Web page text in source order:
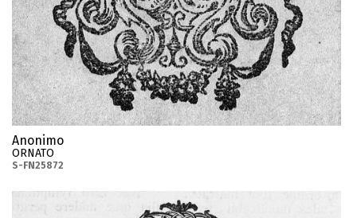
Anonimo
ORNATO
S-FN25872